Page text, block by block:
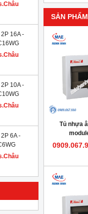
16A -
10A -
6A -
SẢN
Tủ nhựa